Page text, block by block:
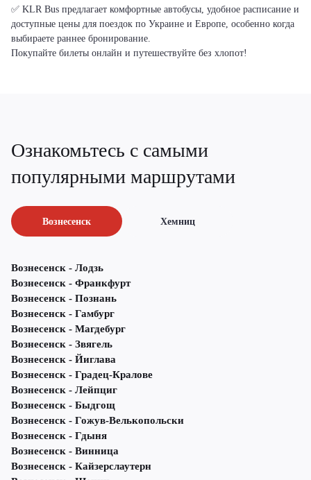
✅ KLR Bus предлагает комфортные автобусы, удобное расписание и
доступные цены для поездок по Украине и Европе, особенно когда
выбираете раннее бронирование.
Покупайте билеты онлайн и путешествуйте без хлопот!
Ознакомьтесь с самыми
популярными маршрутами
Вознесенск Хемниц
Вознесенск - Лодзь
Вознесенск - Франкфурт
Вознесенск - Познань
Вознесенск - Гамбург
Вознесенск - Магдебург
Вознесенск - Звягель
Вознесенск - Йиглава
Вознесенск - Градец-Кралове
Вознесенск - Лейпциг
Вознесенск - Быдгощ
Вознесенск - Гожув-Велькопольски
Вознесенск - Гдыня
Вознесенск - Винница
Вознесенск - Кайзерслаутерн